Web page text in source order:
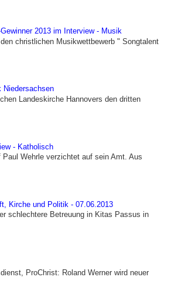
2013 im Interview - Musik
christlichen Musikwettbewerb " Songtalent
Niedersachsen
Landeskirche Hannovers den dritten
- Katholisch
Wehrle verzichtet auf sein Amt. Aus
Kirche und Politik - 07.06.2013
schlechtere Betreuung in Kitas Passus in
ProChrist: Roland Werner wird neuer